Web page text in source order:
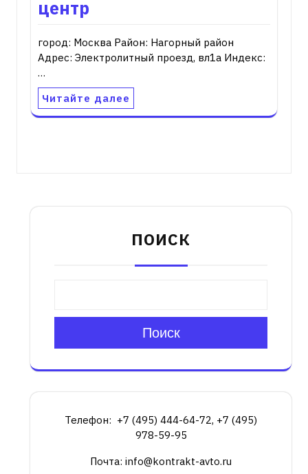
центр
город: Москва Район: Нагорный район
Адрес: Электролитный проезд, вл1а Индекс:
…
Читайте далее
ПОИСК
Поиск
Телефон: +7 (495) 444-64-72, +7 (495)
978-59-95
Почта: info@kontrakt-avto.ru